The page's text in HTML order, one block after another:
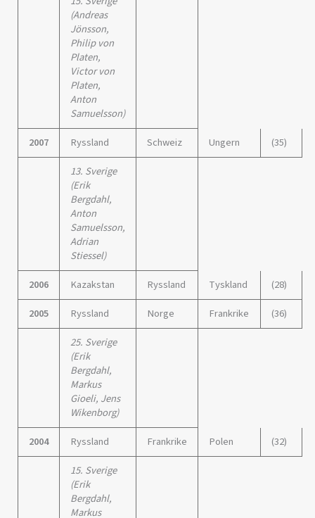
(Andreas
Jönsson,
Philip von
Platen,
Victor von
Platen,
Anton
Samuelsson)
2007
Ryssland Schweiz Ungern
(35)
13. Sverige
(Erik
Bergdahl,
Anton
Samuelsson,
Adrian
Stiessel)
2006
Kazakstan Ryssland Tyskland
(28)
2005
Ryssland Norge Frankrike
(36)
25. Sverige
(Erik
Bergdahl,
Markus
Gioeli, Jens
Wikenborg)
2004
Ryssland Frankrike Polen
(32)
15. Sverige
(Erik
Bergdahl,
Markus